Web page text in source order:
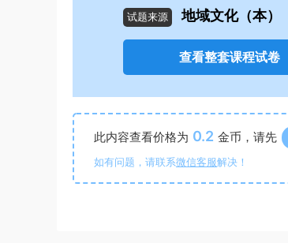
试题来源 地域文化（本）
查看整套课程试卷
此内容查看价格为 0.2 金币，请先
如有问题，请联系微信客服解决！